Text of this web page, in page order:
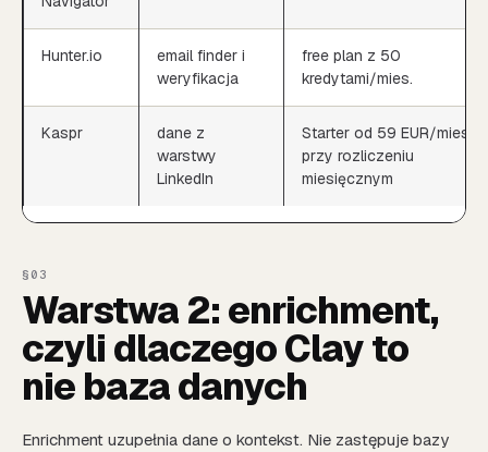
Hunter.io
email finder i
weryfikacja
free plan z 50
kredytami/mies.
Kaspr
dane z
warstwy
LinkedIn
Starter od 59 EUR/mies.
przy rozliczeniu
miesięcznym
Warstwa 2: enrichment,
czyli dlaczego Clay to
nie baza danych
Enrichment uzupełnia dane o kontekst. Nie zastępuje bazy